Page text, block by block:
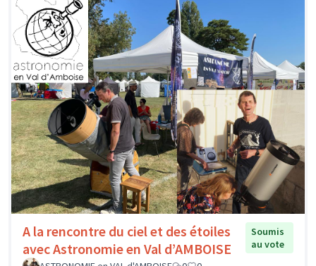
A la rencontre du ciel et des étoiles
avec Astronomie en Val d’AMBOISE
Soumis
au vote